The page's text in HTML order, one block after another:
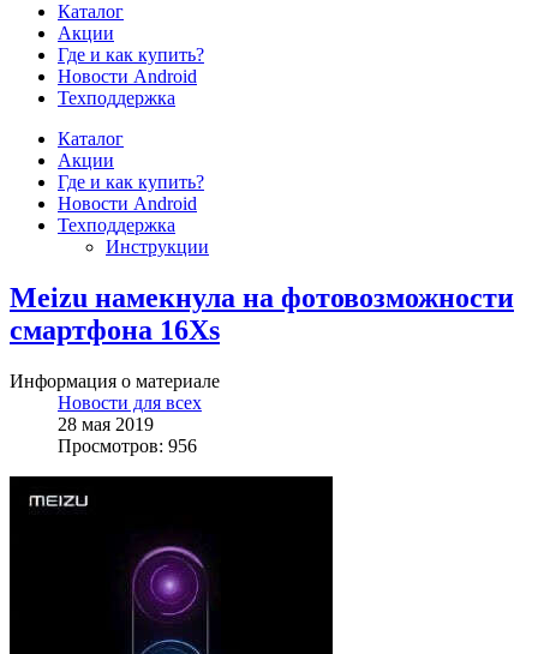
Каталог
Акции
Где и как купить?
Новости Android
Техподдержка
Каталог
Акции
Где и как купить?
Новости Android
Техподдержка
Инструкции
Meizu намекнула на фотовозможности
смартфона 16Xs
Информация о материале
Новости для всех
28 мая 2019
Просмотров: 956